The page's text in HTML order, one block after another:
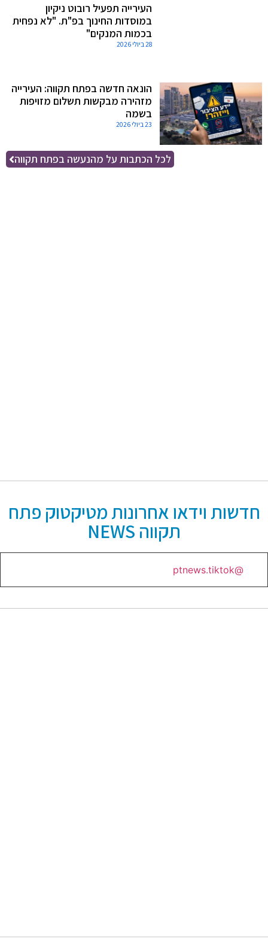
העירייה תפעיל רובוט ניקיון
במוסדות החינוך בפ"ת. "לא נפחית
בכמות המנקים"
28 ביולי 2026
הונאה חדשה בפתח תקווה: העירייה
מזהירה מבקשות תשלום מזויפות
בשמה
23 ביולי 2026
לכל הכתבות על מהנעשה בפתח תקווה
חדשות וידאו אחרונות מטיקטוק פתח
תקווה NEWS
@ptnews.tiktok